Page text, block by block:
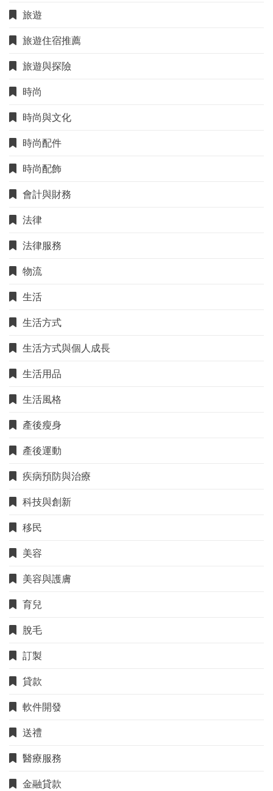
旅遊
旅遊住宿推薦
旅遊與探險
時尚
時尚與文化
時尚配件
時尚配飾
會計與財務
法律
法律服務
物流
生活
生活方式
生活方式與個人成長
生活用品
生活風格
產後瘦身
產後運動
疾病預防與治療
科技與創新
移民
美容
美容與護膚
育兒
脫毛
訂製
貸款
軟件開發
送禮
醫療服務
金融貸款